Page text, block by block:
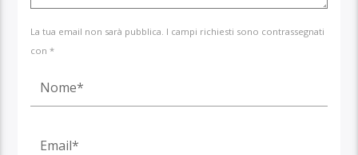
La tua email non sarà pubblica. I campi richiesti sono contrassegnati
con *